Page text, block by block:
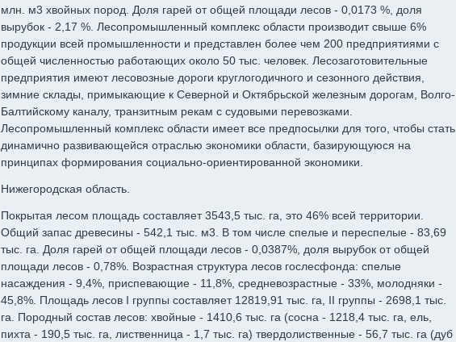
млн. м3 хвойных пород. Доля гарей от общей площади лесов - 0,0173 %, доля
вырубок - 2,17 %. Лесопромышленный комплекс области производит свыше 6%
продукции всей промышленности и представлен более чем 200 предприятиями с
общей численностью работающих около 50 тыс. человек. Лесозаготовительные
предприятия имеют лесовозные дороги круглогодичного и сезонного действия,
зимние склады, примыкающие к Северной и Октябрьской железным дорогам, Волго-
Балтийскому каналу, транзитным рекам с судовыми перевозками.
Лесопромышленный комплекс области имеет все предпосылки для того, чтобы стать
динамично развивающейся отраслью экономики области, базирующуюся на
принципах формирования социально-ориентированной экономики.
Нижегородская область.
Покрытая лесом площадь составляет 3543,5 тыс. га, это 46% всей территории.
Общий запас древесины - 542,1 тыс. м3. В том числе спелые и переспелые - 83,69
тыс. га. Доля гарей от общей площади лесов - 0,0387%, доля вырубок от общей
площади лесов - 0,78%. Возрастная структура лесов гослесфонда: спелые
насаждения - 9,4%, приспевающие - 11,8%, средневозрастные - 33%, молодняки -
45,8%. Площадь лесов I группы составляет 12819,91 тыс. га, II группы - 2698,1 тыс.
га. Породный состав лесов: хвойные - 1410,6 тыс. га (сосна - 1218,4 тыс. га, ель,
пихта - 190,5 тыс. га, лиственница - 1,7 тыс. га) твердолиственные - 56,7 тыс. га (дуб